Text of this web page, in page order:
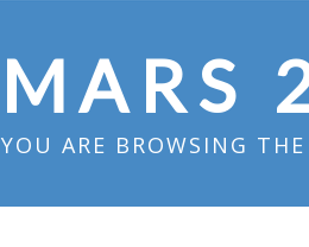
MARS
YOU ARE BROWSING